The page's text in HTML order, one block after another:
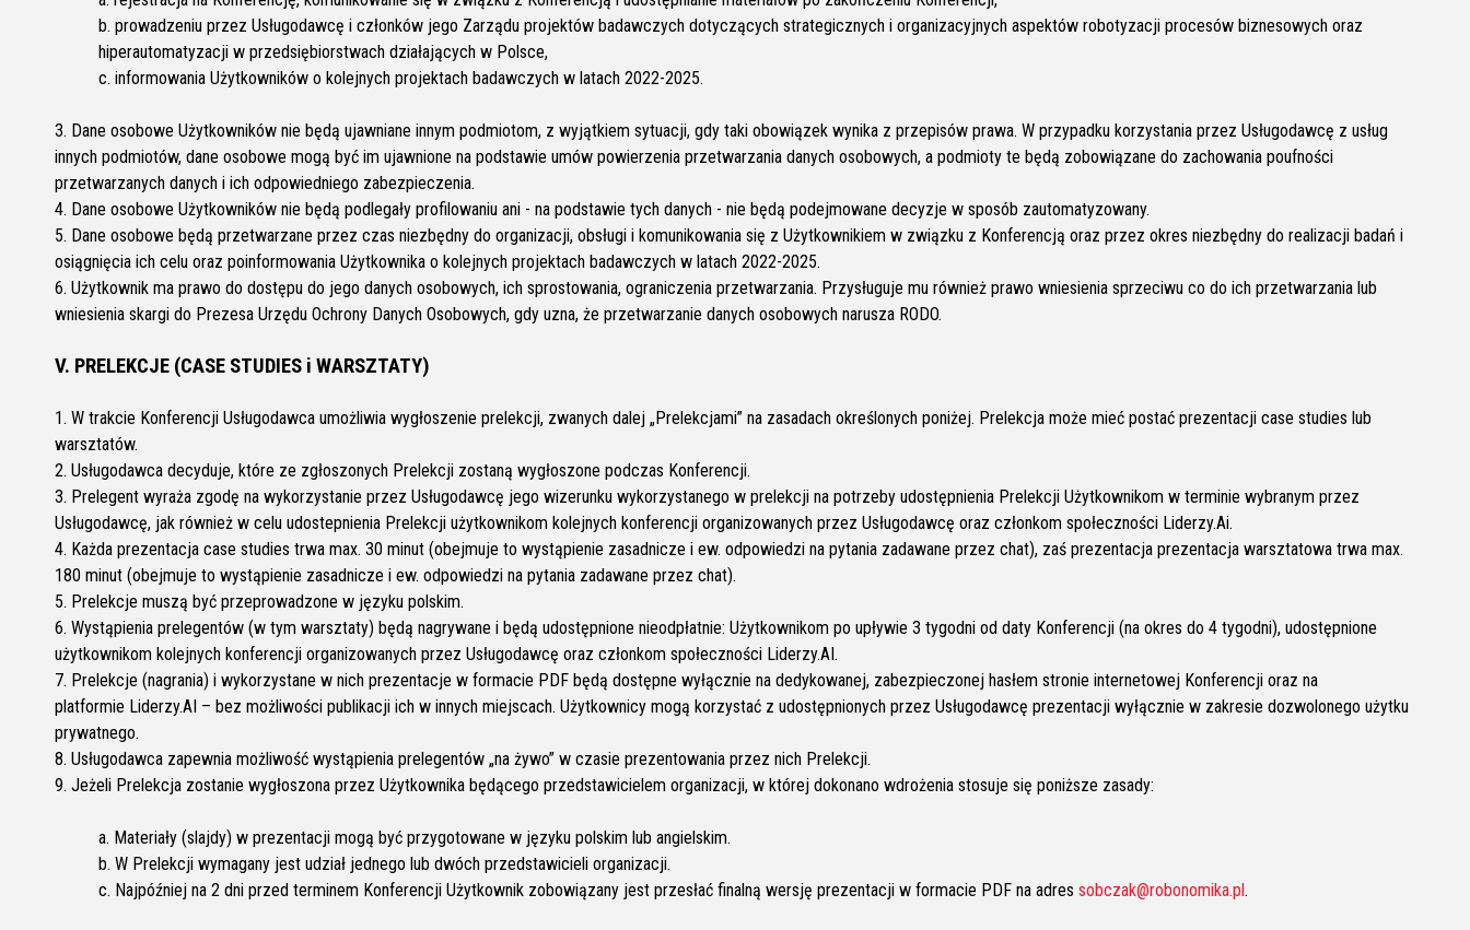
b. prowadzeniu przez Usługodawcę i członków jego Zarządu projektów badawczych dotyczących strategicznych i organizacyjnych aspektów robotyzacji procesów biznesowych oraz
hiperautomatyzacji w przedsiębiorstwach działających w Polsce,
c. informowania Użytkowników o kolejnych projektach badawczych w latach 2022-2025.
3. Dane osobowe Użytkowników nie będą ujawniane innym podmiotom, z wyjątkiem sytuacji, gdy taki obowiązek wynika z przepisów prawa. W przypadku korzystania przez Usługodawcę z usług
innych podmiotów, dane osobowe mogą być im ujawnione na podstawie umów powierzenia przetwarzania danych osobowych, a podmioty te będą zobowiązane do zachowania poufności
przetwarzanych danych i ich odpowiedniego zabezpieczenia.
4. Dane osobowe Użytkowników nie będą podlegały profilowaniu ani - na podstawie tych danych - nie będą podejmowane decyzje w sposób zautomatyzowany.
5. Dane osobowe będą przetwarzane przez czas niezbędny do organizacji, obsługi i komunikowania się z Użytkownikiem w związku z Konferencją oraz przez okres niezbędny do realizacji badań i
osiągnięcia ich celu oraz poinformowania Użytkownika o kolejnych projektach badawczych w latach 2022-2025.
6. Użytkownik ma prawo do dostępu do jego danych osobowych, ich sprostowania, ograniczenia przetwarzania. Przysługuje mu również prawo wniesienia sprzeciwu co do ich przetwarzania lub
wniesienia skargi do Prezesa Urzędu Ochrony Danych Osobowych, gdy uzna, że przetwarzanie danych osobowych narusza RODO.
V. PRELEKCJE (CASE STUDIES i WARSZTATY)
1. W trakcie Konferencji Usługodawca umożliwia wygłoszenie prelekcji, zwanych dalej „Prelekcjami” na zasadach określonych poniżej. Prelekcja może mieć postać prezentacji case studies lub
warsztatów.
2. Usługodawca decyduje, które ze zgłoszonych Prelekcji zostaną wygłoszone podczas Konferencji.
3. Prelegent wyraża zgodę na wykorzystanie przez Usługodawcę jego wizerunku wykorzystanego w prelekcji na potrzeby udostępnienia Prelekcji Użytkownikom w terminie wybranym przez
Usługodawcę, jak również w celu udostepnienia Prelekcji użytkownikom kolejnych konferencji organizowanych przez Usługodawcę oraz członkom społeczności Liderzy.Ai.
4. Każda prezentacja case studies trwa max. 30 minut (obejmuje to wystąpienie zasadnicze i ew. odpowiedzi na pytania zadawane przez chat), zaś prezentacja prezentacja warsztatowa trwa max.
180 minut (obejmuje to wystąpienie zasadnicze i ew. odpowiedzi na pytania zadawane przez chat).
5. Prelekcje muszą być przeprowadzone w języku polskim.
6. Wystąpienia prelegentów (w tym warsztaty) będą nagrywane i będą udostępnione nieodpłatnie: Użytkownikom po upływie 3 tygodni od daty Konferencji (na okres do 4 tygodni), udostępnione
użytkownikom kolejnych konferencji organizowanych przez Usługodawcę oraz członkom społeczności Liderzy.AI.
7. Prelekcje (nagrania) i wykorzystane w nich prezentacje w formacie PDF będą dostępne wyłącznie na dedykowanej, zabezpieczonej hasłem stronie internetowej Konferencji oraz na
platformie Liderzy.AI – bez możliwości publikacji ich w innych miejscach. Użytkownicy mogą korzystać z udostępnionych przez Usługodawcę prezentacji wyłącznie w zakresie dozwolonego użytku
prywatnego.
8. Usługodawca zapewnia możliwość wystąpienia prelegentów „na żywo” w czasie prezentowania przez nich Prelekcji.
9. Jeżeli Prelekcja zostanie wygłoszona przez Użytkownika będącego przedstawicielem organizacji, w której dokonano wdrożenia stosuje się poniższe zasady:
a. Materiały (slajdy) w prezentacji mogą być przygotowane w języku polskim lub angielskim.
b. W Prelekcji wymagany jest udział jednego lub dwóch przedstawicieli organizacji.
c. Najpóźniej na 2 dni przed terminem Konferencji Użytkownik zobowiązany jest przesłać finalną wersję prezentacji w formacie PDF na adres sobczak@robonomika.pl.